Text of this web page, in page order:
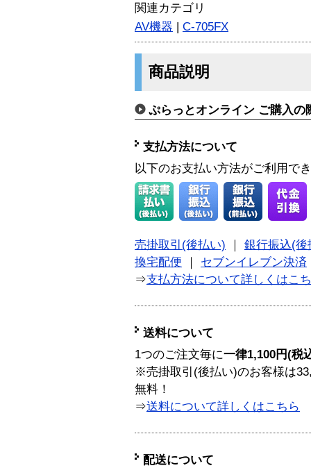
関連カテゴリ
AV機器 | C-705FX
商品説明
ぷらっとオンライン ご購入の
支払方法について
以下のお支払い方法がご利用で
売掛取引(後払い)
銀行振込(後
換宅配便
セブンイレブン決済
⇒支払方法について詳しくはこ
送料について
1つのご注文毎に一律1,100円(税
※売掛取引(後払い)のお客様は
無料！
⇒送料について詳しくはこちら
配送について